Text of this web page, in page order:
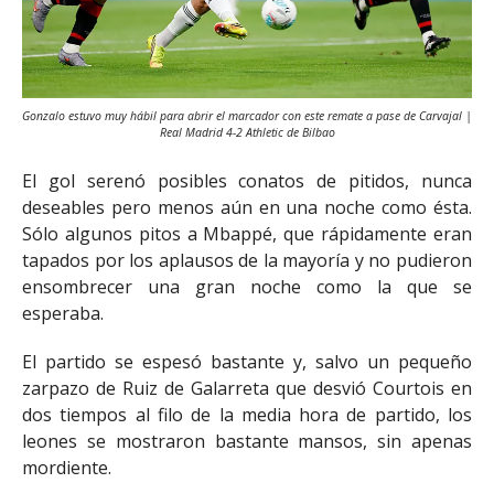
Gonzalo estuvo muy hábil para abrir el marcador con este remate a pase de Carvajal |
Real Madrid 4-2 Athletic de Bilbao
El gol serenó posibles conatos de pitidos, nunca
deseables pero menos aún en una noche como ésta.
Sólo algunos pitos a Mbappé, que rápidamente eran
tapados por los aplausos de la mayoría y no pudieron
ensombrecer una gran noche como la que se
esperaba.
El partido se espesó bastante y, salvo un pequeño
zarpazo de Ruiz de Galarreta que desvió Courtois en
dos tiempos al filo de la media hora de partido, los
leones se mostraron bastante mansos, sin apenas
mordiente.